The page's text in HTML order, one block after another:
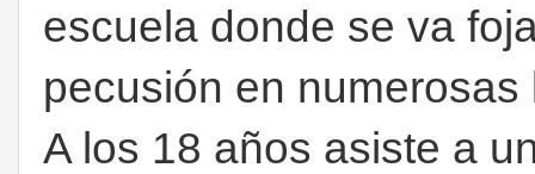
escuela donde se va
pecusión en
A los 18 años asiste a